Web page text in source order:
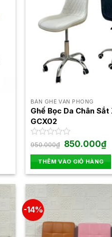
BÀN GHẾ VĂN PHÒNG
Ghế Bọc Da Chân Sắt
GCX02
Được
hạng
0
5
sao
950.000₫ Giá
gốc
là:
950.000₫.
850.000₫
tại
là:
THÊM VÀO GIỎ HÀNG
-14%